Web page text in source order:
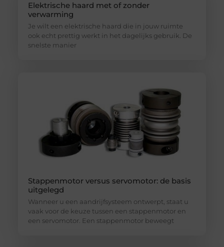
Elektrische haard met of zonder
verwarming
Je wilt een elektrische haard die in jouw ruimte
ook echt prettig werkt in het dagelijks gebruik. De
snelste manier
Stappenmotor versus servomotor: de basis
uitgelegd
Wanneer u een aandrijfsysteem ontwerpt, staat u
vaak voor de keuze tussen een stappenmotor en
een servomotor. Een stappenmotor beweegt